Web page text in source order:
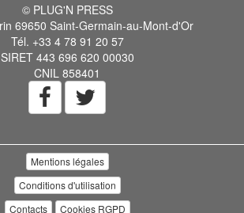
© PLUG'N PRESS
69650 Saint-Germain-au-Mont-d'Or
Tél. +33 4 78 91 20 57
SIRET 443 696 620 00030
CNIL 858401
Mentions légales
Conditions d'utilisation
Contacts
Cookies RGPD